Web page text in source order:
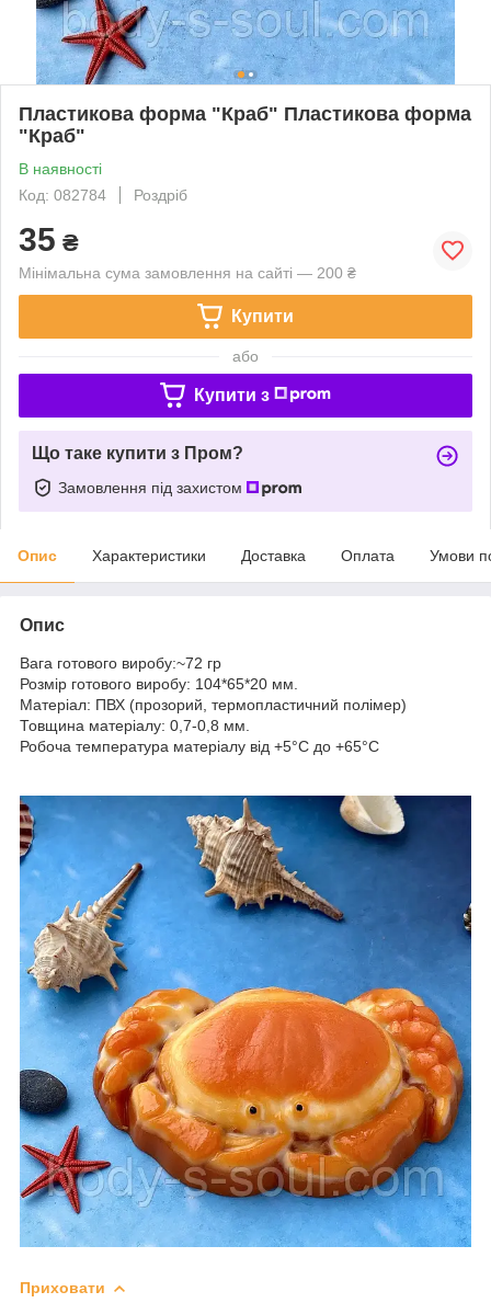
Пластикова форма "Краб" Пластикова форма
"Краб"
В наявності
Код: 082784
Роздріб
35 ₴
Мінімальна сума замовлення на сайті — 200 ₴
Купити
або
Купити з
Що таке купити з Пром?
Замовлення під захистом
Опис Характеристики Доставка Оплата Умови
Опис
Вага готового виробу:~72 гр
Розмір готового виробу: 104*65*20 мм.
Матеріал: ПВХ (прозорий, термопластичний полімер)
Товщина матеріалу: 0,7-0,8 мм.
Робоча температура матеріалу від +5°C до +65°C
Приховати